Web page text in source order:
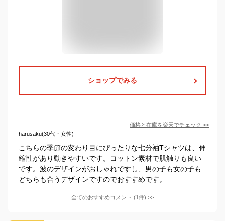
ショップでみる
価格と在庫を楽天でチェック >>
harusaku(30代・女性)
こちらの季節の変わり目にぴったりな七分袖Tシャツは、伸
縮性があり動きやすいです。コットン素材で肌触りも良い
です。波のデザインがおしゃれですし、男の子も女の子も
どちらも合うデザインですのでおすすめです。
全てのおすすめコメント (1件) >